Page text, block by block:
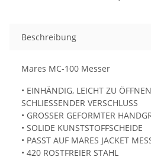
Beschreibung
Mares MC-100 Messer
• EINHÄNDIG, LEICHT ZU
SCHLIESSENDER VERSCHLUSS
• GROSSER GEFORMTER
• SOLIDE KUNSTSTOFFSCHEIDE
• PASST AUF MARES JACKET
• 420 ROSTFREIER STAHL